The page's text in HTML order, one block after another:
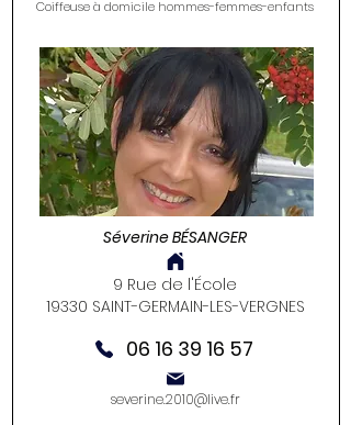
Coiffeuse à domicile hommes-femmes-enfants
Séverine BÉSANGER
9 Rue de l'École
19330 SAINT-GERMAIN-LES-VERGNES
06 16 39 16 57
severine.2010@live.fr